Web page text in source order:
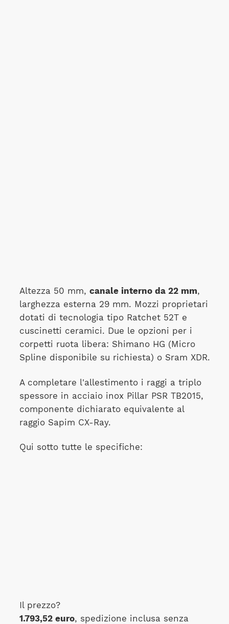
Altezza 50 mm, canale interno da 22 mm,
larghezza esterna 29 mm. Mozzi proprietari
dotati di tecnologia tipo Ratchet 52T e
cuscinetti ceramici. Due le opzioni per i
corpetti ruota libera: Shimano HG (Micro
Spline disponibile su richiesta) o Sram XDR.
A completare l'allestimento i raggi a triplo
spessore in acciaio inox Pillar PSR TB2015,
componente dichiarato equivalente al
raggio Sapim CX-Ray.
Qui sotto tutte le specifiche:
Il prezzo?
1.793,52 euro, spedizione inclusa senza